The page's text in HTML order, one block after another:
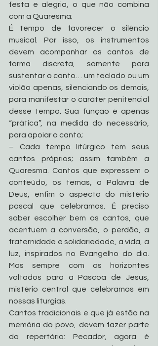
festa e alegria, o que não combina
com a Quaresma;
É tempo de favorecer o silêncio
musical. Por isso, os instrumentos
devem acompanhar os cantos de
forma discreta, somente para
sustentar o canto… um teclado ou um
violão apenas, silenciando os demais,
para manifestar o caráter penitencial
desse tempo. Sua função é apenas
“prática”, na medida do necessário,
para apoiar o canto;
– Cada tempo litúrgico tem seus
cantos próprios; assim também a
Quaresma. Cantos que expressem o
conteúdo, os temas, a Palavra de
Deus, enfim o aspecto do mistério
pascal que celebramos. É preciso
saber escolher bem os cantos, que
acentuem a conversão, o perdão, a
fraternidade e solidariedade, a vida, a
luz, inspirados no Evangelho do dia.
Mas sempre com os horizontes
voltados para a Páscoa de Jesus,
mistério central que celebramos em
nossas liturgias.
Cantos tradicionais e que já estão na
memória do povo, devem fazer parte
do repertório: Pecador, agora é